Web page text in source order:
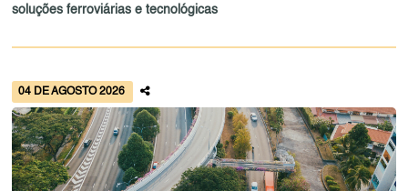
soluções ferroviárias e tecnológicas
04 DE AGOSTO 2026